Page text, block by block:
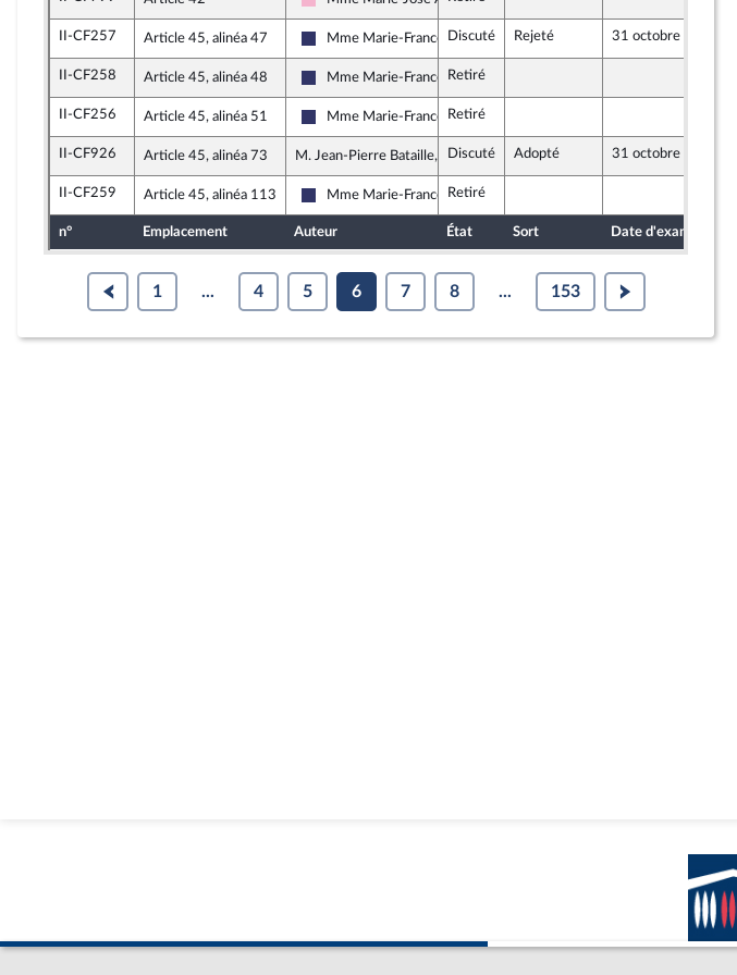
Socialistes et apparentés
II-CF257 Article 45, alinéa 47
Rassemblement National
Mme Marie-France Lorho
Discuté Rejeté 31 octobre 2024
II-CF258 Article 45, alinéa 48
Rassemblement National
Mme Marie-France Lorho
Retiré
II-CF256 Article 45, alinéa 51
Rassemblement National
Mme Marie-France Lorho
Retiré
II-CF926 Article 45, alinéa 73 M. Jean-Pierre Bataille, rapporteur
Discuté Adopté 31 octobre 2024
II-CF259 Article 45, alinéa 113
Rassemblement National
Mme Marie-France Lorho
Retiré
n° Emplacement Auteur État Sort Date d'examen
1 ... 4 5 6 7 8 ... 153